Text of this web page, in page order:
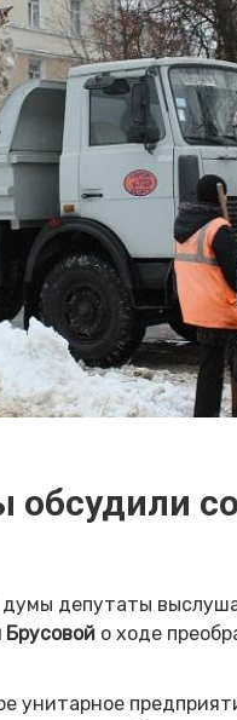
депутаты
о ходе
унитарное